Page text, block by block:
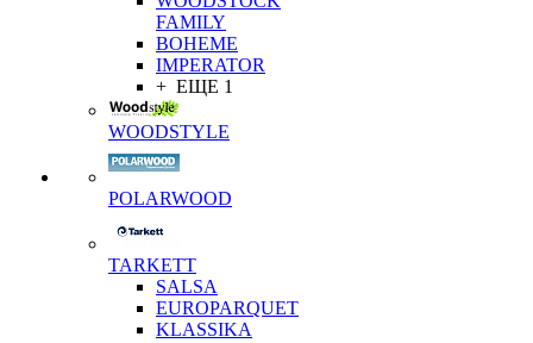
FAMILY
BOHEME
IMPERATOR
+ ЕЩЕ 1
WOODSTYLE
POLARWOOD
TARKETT
SALSA
EUROPARQUET
KLASSIKA